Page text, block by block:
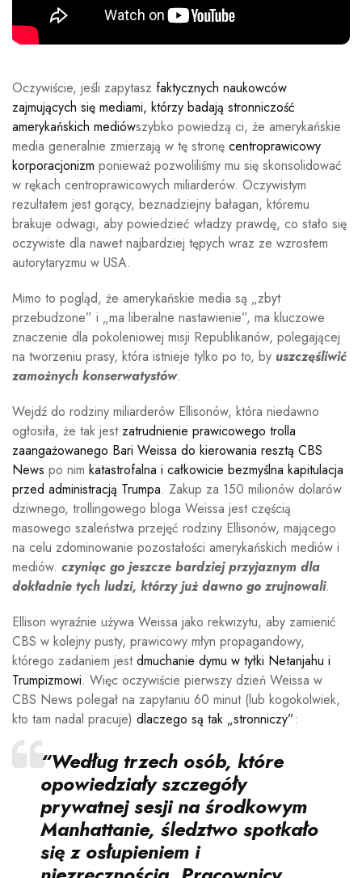
Oczywiście, jeśli zapytasz faktycznych naukowców
zajmujących się mediami, którzy badają stronniczość
amerykańskich mediówszybko powiedzą ci, że amerykańskie
media generalnie zmierzają w tę stronę centroprawicowy
korporacjonizm ponieważ pozwoliliśmy mu się skonsolidować
w rękach centroprawicowych miliarderów. Oczywistym
rezultatem jest gorący, beznadziejny bałagan, któremu
brakuje odwagi, aby powiedzieć władzy prawdę, co stało się
oczywiste dla nawet najbardziej tępych wraz ze wzrostem
autorytaryzmu w USA.
Mimo to pogląd, że amerykańskie media są „zbyt
przebudzone” i „ma liberalne nastawienie”, ma kluczowe
znaczenie dla pokoleniowej misji Republikanów, polegającej
na tworzeniu prasy, która istnieje tylko po to, by uszczęśliwić
zamożnych konserwatystów.
Wejdź do rodziny miliarderów Ellisonów, która niedawno
ogłosiła, że ​​tak jestzatrudnienie prawicowego trolla
zaangażowanego Bari Weissa do kierowania resztą CBS
News po nim katastrofalna i całkowicie bezmyślna kapitulacja
przed administracją Trumpa. Zakup za 150 milionów dolarów
dziwnego, trollingowego bloga Weissa jest częścią
masowego szaleństwa przejęć rodziny Ellisonów, mającego
na celu zdominowanie pozostałości amerykańskich mediów i
mediów. czyniąc go jeszcze bardziej przyjaznym dla
dokładnie tych ludzi, którzy już dawno go zrujnowali.
Ellison wyraźnie używa Weissa jako rekwizytu, aby zamienić
CBS w kolejny pusty, prawicowy młyn propagandowy,
którego zadaniem jestdmuchanie dymu w tyłki Netanjahu i
Trumpizmowi. Więc oczywiście pierwszy dzień Weissa w
CBS News polegał na zapytaniu 60 minut (lub kogokolwiek,
kto tam nadal pracuje) dlaczego są tak „stronniczy”:
“Według trzech osób, które
opowiedziały szczegóły
prywatnej sesji na środkowym
Manhattanie, śledztwo spotkało
się z osłupieniem i